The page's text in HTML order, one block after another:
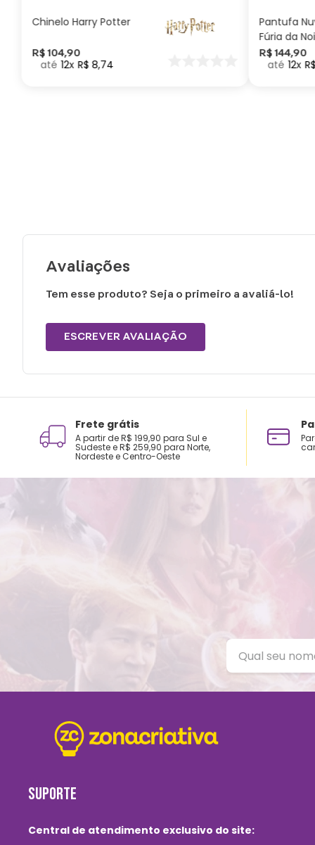
Chinelo Harry Potter
R$ 104,90
12 R$ 8,74
Pantufa
Fúria da
Como
seu Dragão
R$ 144,90
12
Avaliações
Tem esse produto? Seja o primeiro a avaliá-lo!
ESCREVER AVALIAÇÃO
Frete grátis
A partir de R$ 199,90 para Sul e
Sudeste e R$ 259,90 para Norte,
Nordeste e Centro-Oeste
SUPORTE
Central de atendimento exclusivo do site: